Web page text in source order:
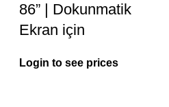
86” | Dokunmatik
Ekran için
Login to see prices